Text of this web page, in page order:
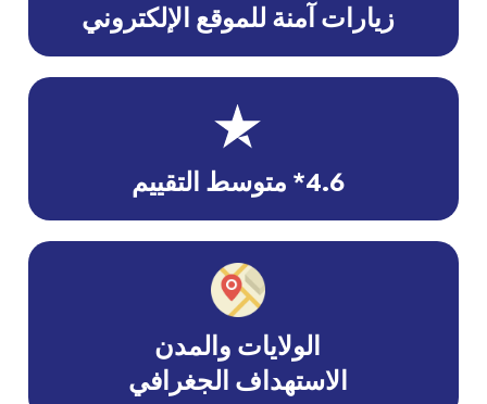
زيارات آمنة للموقع الإلكتروني
4.6* متوسط التقييم
الولايات والمدن
الاستهداف الجغرافي